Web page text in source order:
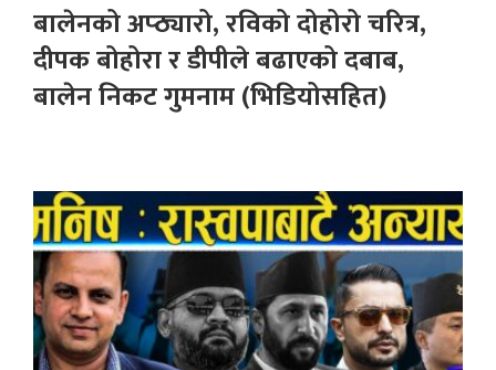
बालेनको अप्ठ्यारो, रविको दोहोरो चरित्र,
दीपक बोहोरा र डीपीले बढाएको दबाब,
बालेन निकट गुमनाम (भिडियोसहित)